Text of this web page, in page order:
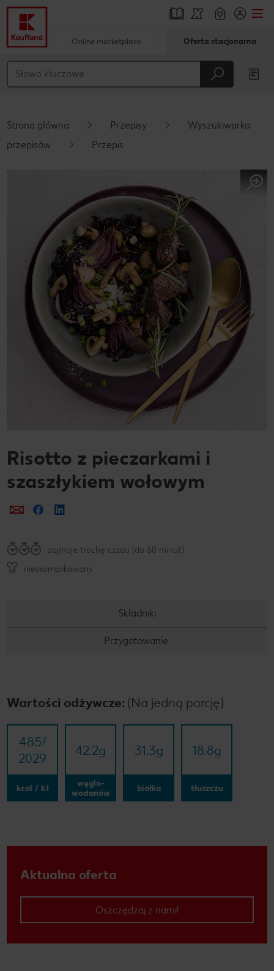
Główna treść
Pływający pasek boczny
Online marketplace Oferta stacjonarna
Strona główna Przepisy
Wyszukiwarka
przepisów
Przepis
Risotto z pieczarkami i
szaszłykiem wołowym
Prześlij e-mailem
Udostępnij na Facebooku
zajmuje trochę czasu (do 60 minut)
nieskomplikowany
Składniki
Przygotowanie:
Wartości odżywcze: (Na jedną porcję)
485/​
2029
kcal / kJ
42.2g
węglo-
wodanów
31.3g
białka
18.8g
tłuszczu
Aktualna oferta
Oszczędzaj z nami!